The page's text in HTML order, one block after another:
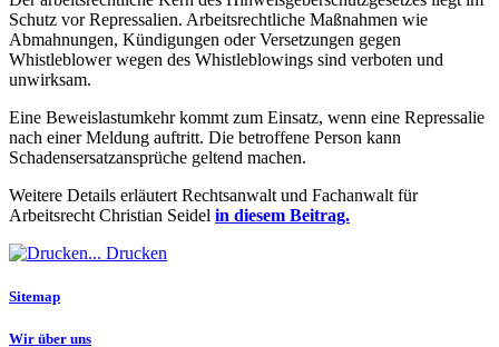
Schutz vor Repressalien. Arbeitsrechtliche Maßnahmen wie
Abmahnungen, Kündigungen oder Versetzungen gegen
Whistleblower wegen des Whistleblowings sind verboten und
unwirksam.
Eine Beweislastumkehr kommt zum Einsatz, wenn eine Repressalie
nach einer Meldung auftritt. Die betroffene Person kann
Schadensersatzansprüche geltend machen.
Weitere Details erläutert Rechtsanwalt und Fachanwalt für
Arbeitsrecht Christian Seidel in diesem Beitrag.
Drucken
Sitemap
Wir über uns